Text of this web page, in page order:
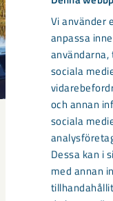
Vi använder
anpassa
sociala
och annan
sociala
Dessa kan i
med annan
Q1 2026: Lägre
marknadsvillkor.